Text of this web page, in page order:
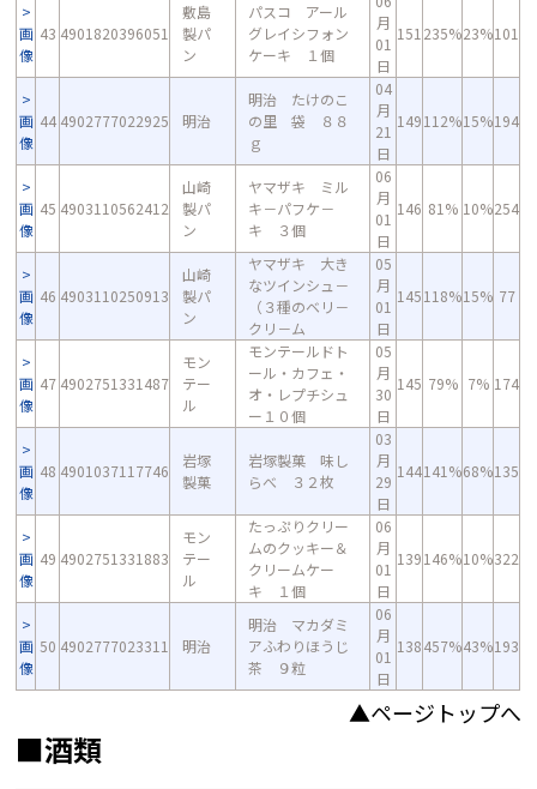
画
像
43 4901820396051
敷島
製パ
ン
パスコ アール
グレイシフォン
ケーキ １個
月
01
日
151 235%23%101
画
像
44 4902777022925 明治
明治 たけのこ
の里 袋 ８８
ｇ
04
月
21
日
149112%15%194
画
像
45 4903110562412
山崎
製パ
ン
ヤマザキ ミル
キ－パフケ－
キ ３個
06
月
01
日
146 81% 10%254
画
像
46 4903110250913
山崎
製パ
ン
ヤマザキ 大き
なツインシュ－
（３種のベリ－
クリ－ム
05
月
01
日
145118%15% 77
画
像
47 4902751331487
モン
テー
ル
モンテールドト
ール・カフェ・
オ・レプチシュ
ー１０個
05
月
30
日
145 79% 7% 174
画
像
48 4901037117746
岩塚
製菓
岩塚製菓 味し
らべ ３２枚
03
月
29
日
144141%68%135
画
像
49 4902751331883
モン
テー
ル
たっぷりクリー
ムのクッキー＆
クリームケー
キ １個
06
月
01
日
139146%10%322
画
像
50 4902777023311 明治
明治 マカダミ
アふわりほうじ
茶 ９粒
06
月
01
日
138457%43%193
▲ページトップへ
■酒類